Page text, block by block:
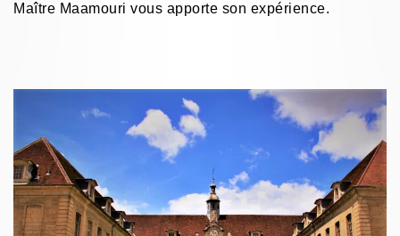
Maître Maamouri vous apporte son expérience.